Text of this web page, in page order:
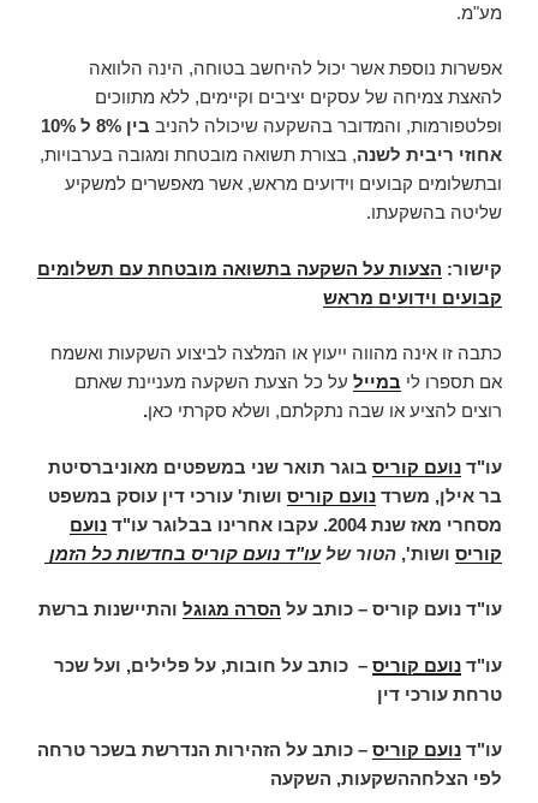
מע"מ.
אפשרות נוספת אשר יכול להיחשב בטוחה, הינה הלוואה
להאצת צמיחה של עסקים יציבים וקיימים, ללא מתווכים
ופלטפורמות, והמדובר בהשקעה שיכולה להניב
בין 8% ל 10%
אחוזי ריבית לשנה, בצורת תשואה מובטחת ומגובה בערבויות,
ובתשלומים קבועים וידועים מראש, אשר מאפשרים למשקיע
שליטה בהשקעתו.
קישור: הצעות על השקעה בתשואה מובטחת עם תשלומים
קבועים וידועים מראש
כתבה זו אינה מהווה ייעוץ או המלצה לביצוע השקעות ואשמח
אם תספרו לי במייל על כל הצעת השקעה מעניינת שאתם
רוצים להציע או שבה נתקלתם, ושלא סקרתי כאן.
עו"ד נועם קוריס בוגר תואר שני במשפטים מאוניברסיטת
בר אילן, משרד נועם קוריס ושות' עורכי דין עוסק במשפט
מסחרי מאז שנת 2004. עקבו אחרינו בבלוגר עו"ד
נועם
קוריס ושות', הטור שלעו"ד נועם קוריס בחדשות כל הזמן
עו"ד נועם קוריס – כותב על הסרה מגוגל והתיישנות ברשת
עו"ד נועם קוריס – כותב על חובות, על פלילים, ועל שכר
טרחת עורכי דין
עו"ד נועם קוריס – כותב על הזהירות הנדרשת בשכר טרחה
לפי הצלחההשקעות, השקעה